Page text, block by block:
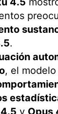
.
, el
y Opus